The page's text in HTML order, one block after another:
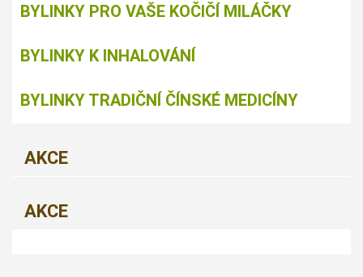
BYLINKY PRO VAŠE KOČIČÍ MILÁČKY
BYLINKY K INHALOVÁNÍ
BYLINKY TRADIČNÍ ČÍNSKÉ MEDICÍNY
AKCE
AKCE